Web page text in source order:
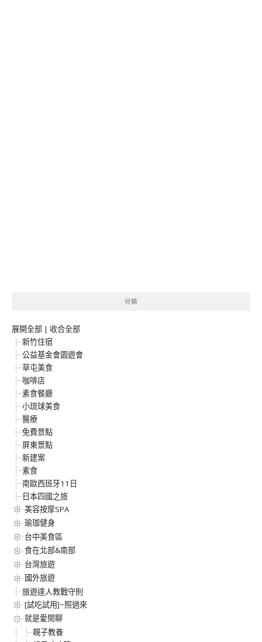
分類
展開全部 | 收合全部
新竹住宿
公益基金會園遊會
草屯美食
咖啡店
素食餐廳
小琉球美食
醫療
免費景點
屏東景點
新建案
素食
南歐西班牙11日
日本四國之旅
美容按摩SPA
瑜珈健身
台中美食區
食在北部&南部
台灣旅遊
國外旅遊
旅遊達人教戰守則
[試吃試用]~照過來
就是愛閒聊
親子教養